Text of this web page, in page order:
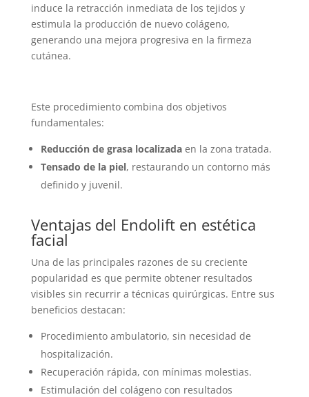
induce la retracción inmediata de los tejidos y
estimula la producción de nuevo colágeno,
generando una mejora progresiva en la firmeza
cutánea.
Este procedimiento combina dos objetivos
fundamentales:
Reducción de grasa localizadaen la zona tratada.
Tensado de la piel, restaurando un contorno más
definido y juvenil.
Ventajas del Endolift en estética
facial
Una de las principales razones de su creciente
popularidad es que permite obtener resultados
visibles sin recurrir a técnicas quirúrgicas. Entre sus
beneficios destacan:
Procedimiento ambulatorio, sin necesidad de
hospitalización.
Recuperación rápida, con mínimas molestias.
Estimulación del colágeno con resultados